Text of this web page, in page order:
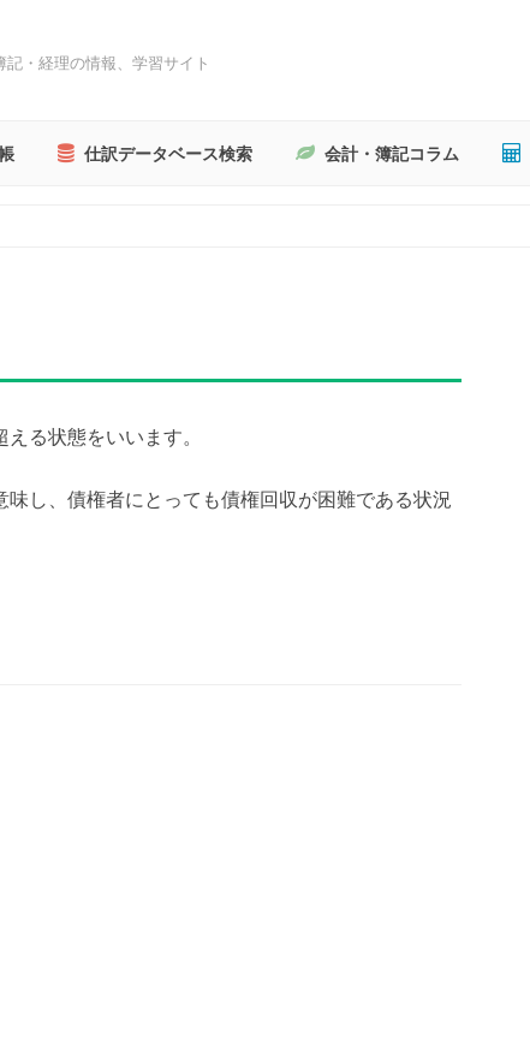
記・経理の情報、学習サイト
仕訳データベース検索 会計・簿記コラム
る状態をいいます。
し、債権者にとっても債権回収が困難である状況